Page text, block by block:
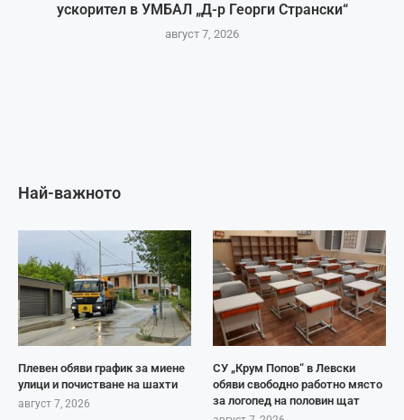
ускорител в УМБАЛ „Д-р Георги Странски“
август 7, 2026
Най-важното
Плевен обяви график за миене
улици и почистване на шахти
август 7, 2026
СУ „Крум Попов“ в Левски
обяви свободно работно място
за логопед на половин щат